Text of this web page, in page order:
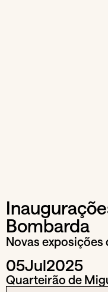
Bombarda
Novas exposições
05Jul2025
Quarteirão de